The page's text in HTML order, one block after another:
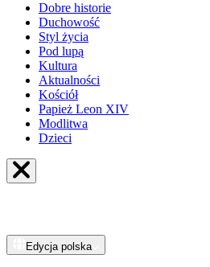
Dobre historie
Duchowość
Styl życia
Pod lupą
Kultura
Aktualności
Kościół
Papież Leon XIV
Modlitwa
Dzieci
Edycja polska